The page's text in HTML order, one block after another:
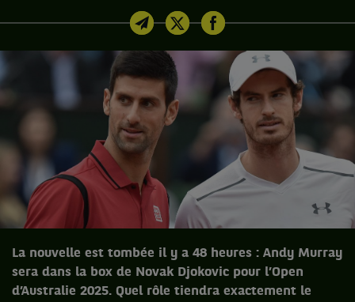
La nouvelle est tombée il y a 48 heures : Andy Murray
sera dans la box de Novak Djokovic pour l’Open
d’Australie 2025. Quel rôle tiendra exactement le